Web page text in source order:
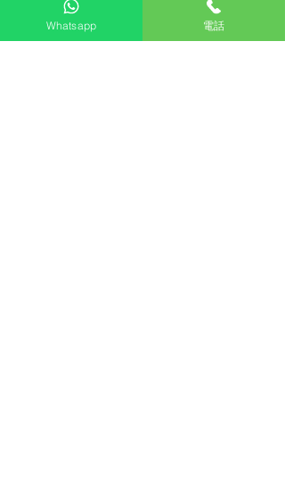
HDMI 接口：HDMI 2.1 高速接口共 4
Whatsapp 電話